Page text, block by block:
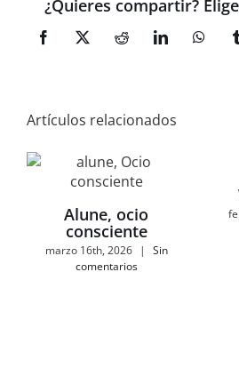
¿Quieres compartir?
Facebook
X RedditLinkedIn
Artículos relacionados
Alune, ocio
consciente
marzo 16th, 2026 |
Sin
comentarios